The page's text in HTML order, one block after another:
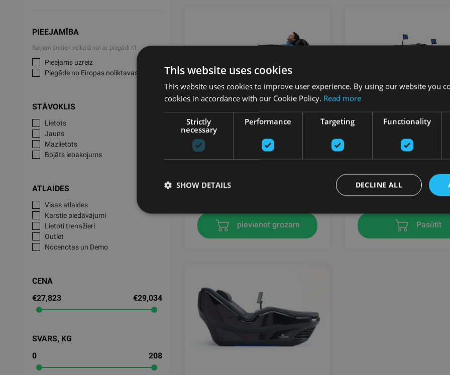
PIEEJAMĪBA
Saņem šodien veikalā vai ar piegādi rīt
Pieejams uzreiz
Piegāde no Eiropas noliktavas
STĀVOKLIS
Lietots
Jauns
Mazlietots
Bojāts iepakojums
ATLAIDES
Visas atlaides
Karstie piedāvājumi
Lietoti trenažieri
Outlet
Nocenotas un Demo
CENA
€27,823
€29,034
SVARS, KG
0
208
CRYOLOUNGE+ CHAIR
WELLNESSSPACE BRANDS
29033.95
pievienot grozam
HYDROMASSAGE® 340
27823.95€
Pasūtīt
This website uses cookies
This website uses cookies to improve user experience. By using our website you
cookies in accordance with our Cookie Policy. Read more
Strictly
necessary
Performance Targeting Functionality
DECLINE ALL
SHOW DETAILS